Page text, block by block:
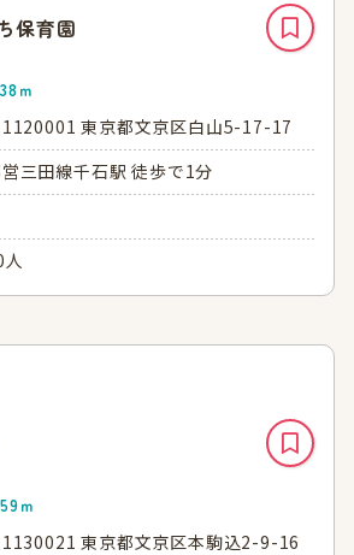
保育園
ｍ
1120001 東京都文京区白山5-17-17
三田線千石駅 徒歩で1分
ｍ
1130021 東京都文京区本駒込2-9-16